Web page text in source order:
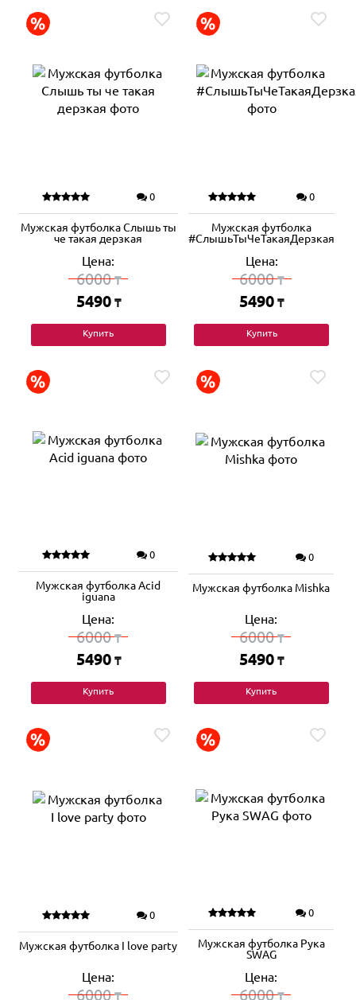
0
Мужская футболка Слышь ты
че такая дерзкая
Цена:
6000₸
5490 ₸
Купить
0
Мужская футболка
#СлышьТыЧеТакаяДерзкая
Цена:
6000₸
5490 ₸
Купить
0
Мужская футболка Acid
iguana
Цена:
6000₸
5490 ₸
Купить
0
Мужская футболка Mishka
Цена:
6000₸
5490 ₸
Купить
0
Мужская футболка I love party
Цена:
6000₸
0
Мужская футболка Рука
SWAG
Цена:
6000₸